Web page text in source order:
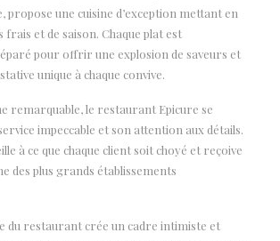
une cuisine d’exception mettant en
frais et de saison. Chaque plat est
pour offrir une explosion de saveurs et
unique à chaque convive.
remarquable, le restaurant Epicure se
impeccable et son attention aux détails.
à ce que chaque client soit choyé et reçoive
des plus grands établissements
du restaurant crée un cadre intimiste et